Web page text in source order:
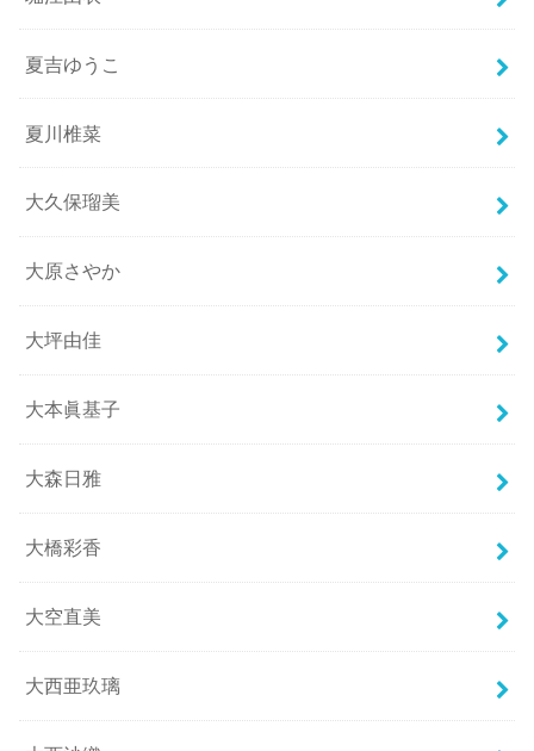
夏吉ゆうこ
夏川椎菜
大久保瑠美
大原さやか
大坪由佳
大本眞基子
大森日雅
大橋彩香
大空直美
大西亜玖璃